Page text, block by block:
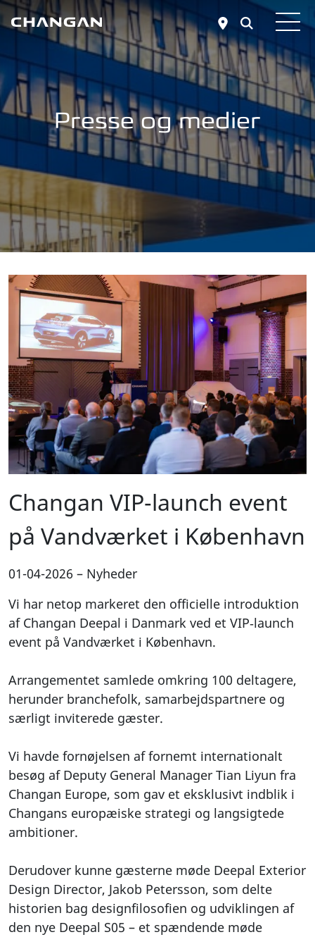
Skip to main content
Presse og medier
Changan VIP‑launch event
på Vandværket i København
01-04-2026 – Nyheder
Vi har netop markeret den officielle introduktion
af Changan Deepal i Danmark ved et VIP‑launch
event på Vandværket i København.
Arrangementet samlede omkring 100 deltagere,
herunder branchefolk, samarbejdspartnere og
særligt inviterede gæster.
Vi havde fornøjelsen af fornemt internationalt
besøg af Deputy General Manager Tian Liyun fra
Changan Europe, som gav et eksklusivt indblik i
Changans europæiske strategi og langsigtede
ambitioner.
Derudover kunne gæsterne møde Deepal Exterior
Design Director, Jakob Petersson, som delte
historien bag designfilosofien og udviklingen af
den nye Deepal S05 – et spændende møde